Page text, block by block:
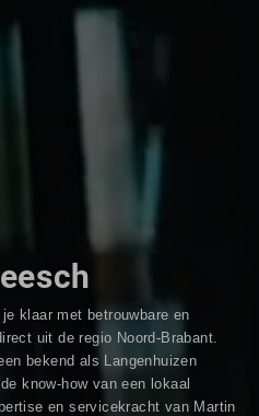
klaar met betrouwbare en
uit de regio Noord-Brabant.
bekend als Langenhuizen
know-how van een lokaal
en servicekracht van Martin